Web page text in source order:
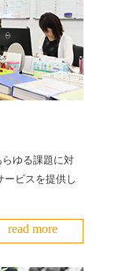
ゆる課題に対
ービスを提供し
read more